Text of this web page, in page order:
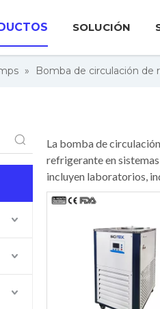
SOLUCIÓN
» Bomba de circulación de
La bomba de
refrigerante en
incluyen laboratorios,